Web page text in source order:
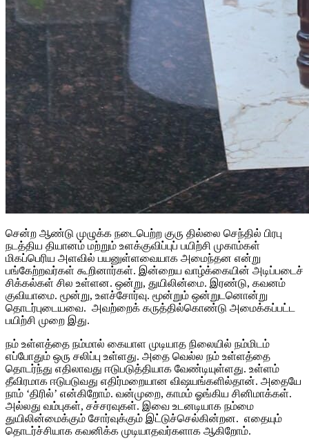
சென்ற ஆண்டு முழுக்க நடைபெற்ற குரு தில்லை செந்தில் பிரபு
நடத்திய தியானம் மற்றும் உளக்குவிப்புப் பயிற்சி முகாம்கள்
மிகப்பெரிய அளவில் பயனுள்ளவையாக அமைந்தன என்று
பங்கேற்றவர்கள் கூறினார்கள். இன்றைய வாழ்க்கையின் அடிப்படைச்
சிக்கல்கள் சில உள்ளன. ஒன்று, துயிலின்மை. இரண்டு, கவனம்
குவியாமை. மூன்று, உளச்சோர்வு. மூன்றும் ஒன்றுடனொன்று
தொடர்புடையவை. அவற்றைக் கருத்தில்கொண்டு அமைக்கப்பட்ட
பயிற்சி முறை இது.
நம் உள்ளத்தை நம்மால் கையாள முடியாத நிலையில் நம்மிடம்
எப்போதும் ஒரு சலிப்பு உள்ளது. அதை வெல்ல நம் உள்ளத்தை
தொடர்ந்து எதிலாவது ஈடுபடுத்தியாக வேண்டியுள்ளது. உள்ளம்
தீவிரமாக ஈடுபடுவது எதிர்மறையான விஷயங்களில்தான். அதையே
நாம் ‘திரில்’ என்கிறோம். வன்முறை, காமம் ஓங்கிய சினிமாக்கள்.
அல்லது வம்புகள், சச்சரவுகள். இவை உடனடியாக நம்மை
துயிலின்மைக்கும் சோர்வுக்கும் இட்டுச்செல்கின்றன. எதையும்
தொடர்ச்சியாக கவனிக்க முடியாதவர்களாக ஆகிறோம்.